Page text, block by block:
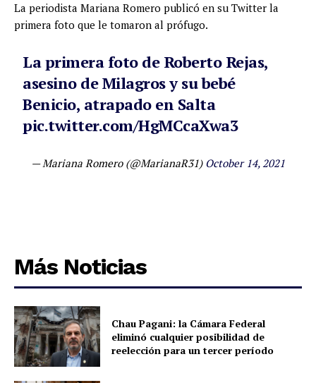
La periodista Mariana Romero publicó en su Twitter la
primera foto que le tomaron al prófugo.
La primera foto de Roberto Rejas,
asesino de Milagros y su bebé
Benicio, atrapado en Salta
pic.twitter.com/HgMCcaXwa3
— Mariana Romero (@MarianaR31) October 14, 2021
Más Noticias
Chau Pagani: la Cámara Federal
eliminó cualquier posibilidad de
reelección para un tercer período